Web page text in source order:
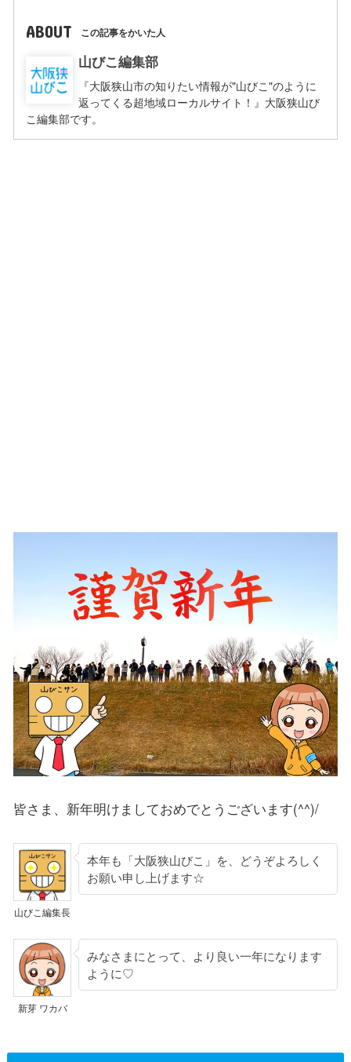
ABOUT この記事をかいた人
山びこ編集部
『大阪狭山市の知りたい情報が"山びこ"のように
返ってくる超地域ローカルサイト！』大阪狭山び
こ編集部です。
皆さま、新年明けましておめでとうございます(^^)/
山びこ編集長
本年も「大阪狭山びこ」を、どうぞよろしく
お願い申し上げます☆
新芽 ワカバ
みなさまにとって、より良い一年になります
ように♡